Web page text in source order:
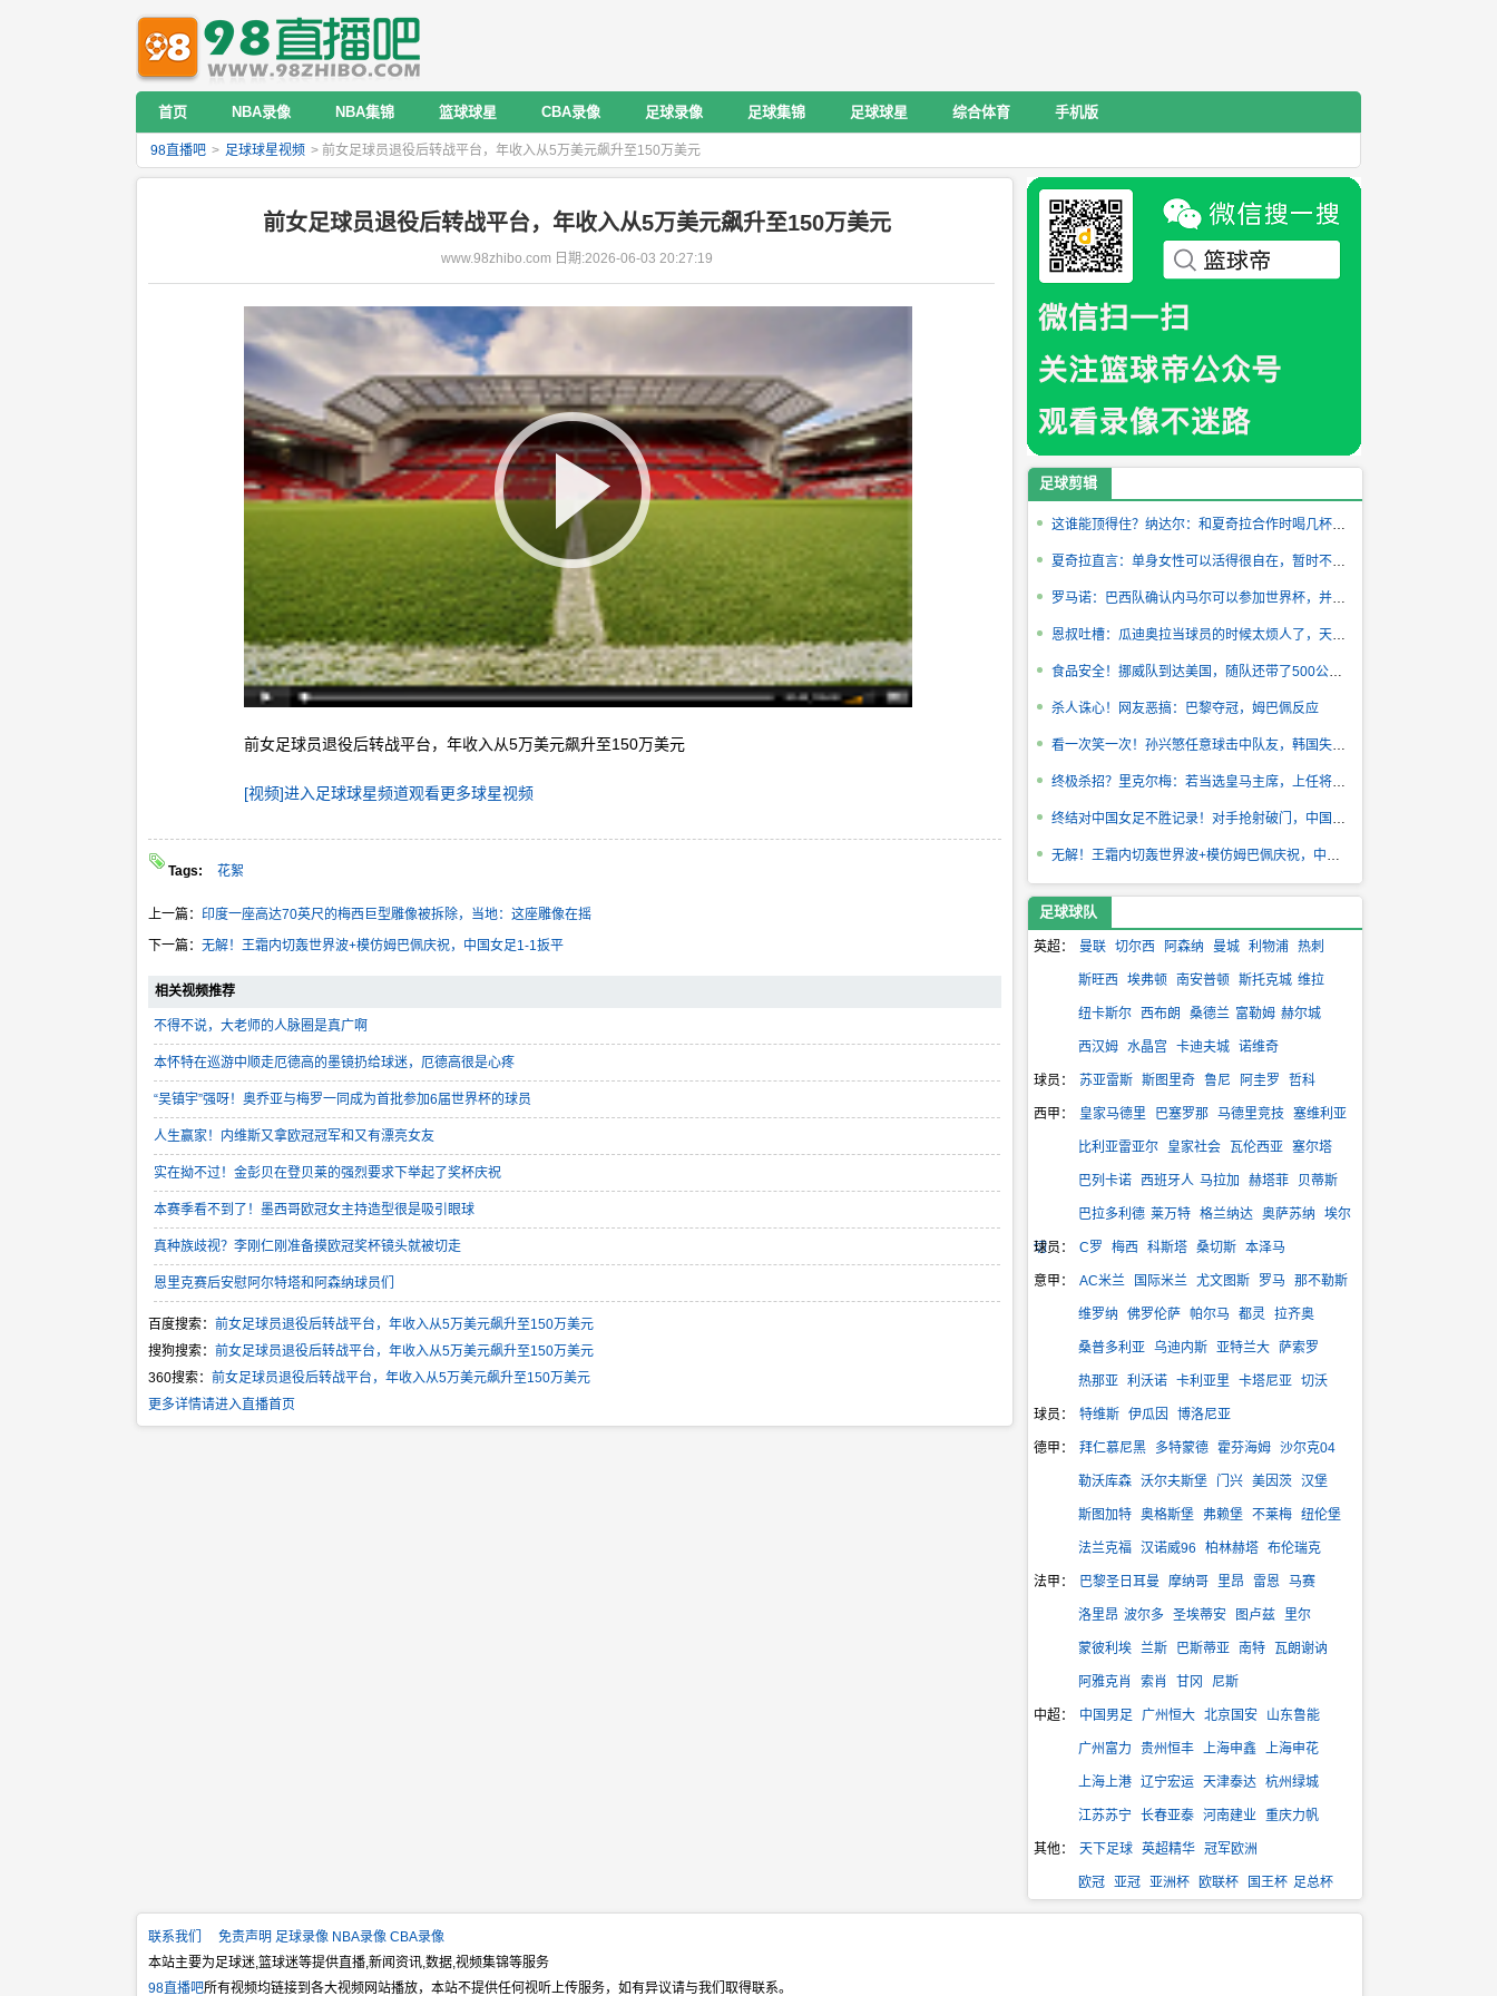
首页 NBA录像 NBA集锦 篮球球星 CBA录像 足球录像 足球集锦 足球球星 综合体育 手机版
98直播吧 > 足球球星视频 > 前女足球员退役后转战平台，年收入从5万美元飙升至150万美元
前女足球员退役后转战平台，年收入从5万美元飙升至150万美元
www.98zhibo.com 日期:2026-06-03 20:27:19
前女足球员退役后转战平台，年收入从5万美元飙升至150万美元
[视频]进入足球球星频道观看更多球星视频
Tags: 花絮
上一篇： 印度一座高达70英尺的梅西巨型雕像被拆除，当地：这座雕像在摇
下一篇： 无解！王霜内切轰世界波+模仿姆巴佩庆祝，中国女足1-1扳平
相关视频推荐
不得不说，大老师的人脉圈是真广啊
本怀特在巡游中顺走厄德高的墨镜扔给球迷，厄德高很是心疼
“吴镇宇”强呀！奥乔亚与梅罗一同成为首批参加6届世界杯的球员
人生赢家！内维斯又拿欧冠冠军和又有漂亮女友
实在拗不过！金彭贝在登贝莱的强烈要求下举起了奖杯庆祝
本赛季看不到了！墨西哥欧冠女主持造型很是吸引眼球
真种族歧视？李刚仁刚准备摸欧冠奖杯镜头就被切走
恩里克赛后安慰阿尔特塔和阿森纳球员们
百度搜索： 前女足球员退役后转战平台，年收入从5万美元飙升至150万美元
搜狗搜索： 前女足球员退役后转战平台，年收入从5万美元飙升至150万美元
360搜索： 前女足球员退役后转战平台，年收入从5万美元飙升至150万美元
更多详情请进入直播首页
足球剪辑
这谁能顶得住？纳达尔：和夏奇拉合作时喝几杯龙舌兰压压惊
夏奇拉直言：单身女性可以活得很自在，暂时不考虑另一半
罗马诺：巴西队确认内马尔可以参加世界杯，并为其保留10号球衣
恩叔吐槽：瓜迪奥拉当球员的时候太烦人了，天天让我和队友累死！
食品安全！挪威队到达美国，随队还带了500公斤鱼和100多公斤奶酪
杀人诛心！网友恶搞：巴黎夺冠，姆巴佩反应
看一次笑一次！孙兴慜任意球击中队友，韩国失败任意球战术
终极杀招？里克尔梅：若当选皇马主席，上任将签下哈兰德！
终结对中国女足不胜记录！对手抢射破门，中国女足1-2落后俄罗斯
无解！王霜内切轰世界波+模仿姆巴佩庆祝，中国女足1-1扳平
足球球队
英超： 曼联 切尔西 阿森纳 曼城 利物浦 热刺
斯旺西 埃弗顿 南安普顿 斯托克城 维拉
纽卡斯尔 西布朗 桑德兰 富勒姆 赫尔城
西汉姆 水晶宫 卡迪夫城 诺维奇
球员： 苏亚雷斯 斯图里奇 鲁尼 阿圭罗 哲科
西甲： 皇家马德里 巴塞罗那 马德里竞技 塞维利亚
比利亚雷亚尔 皇家社会 瓦伦西亚 塞尔塔
巴列卡诺 西班牙人 马拉加 赫塔菲 贝蒂斯
巴拉多利德 莱万特 格兰纳达 奥萨苏纳 埃尔
切
球员： C罗 梅西 科斯塔 桑切斯 本泽马
意甲： AC米兰 国际米兰 尤文图斯 罗马 那不勒斯
维罗纳 佛罗伦萨 帕尔马 都灵 拉齐奥
桑普多利亚 乌迪内斯 亚特兰大 萨索罗
热那亚 利沃诺 卡利亚里 卡塔尼亚 切沃
球员： 特维斯 伊瓜因 博洛尼亚
德甲： 拜仁慕尼黑 多特蒙德 霍芬海姆 沙尔克04
勒沃库森 沃尔夫斯堡 门兴 美因茨 汉堡
斯图加特 奥格斯堡 弗赖堡 不莱梅 纽伦堡
法兰克福 汉诺威96 柏林赫塔 布伦瑞克
法甲： 巴黎圣日耳曼 摩纳哥 里昂 雷恩 马赛
洛里昂 波尔多 圣埃蒂安 图卢兹 里尔
蒙彼利埃 兰斯 巴斯蒂亚 南特 瓦朗谢讷
阿雅克肖 索肖 甘冈 尼斯
中超： 中国男足 广州恒大 北京国安 山东鲁能
广州富力 贵州恒丰 上海申鑫 上海申花
上海上港 辽宁宏运 天津泰达 杭州绿城
江苏苏宁 长春亚泰 河南建业 重庆力帆
其他： 天下足球 英超精华 冠军欧洲
欧冠 亚冠 亚洲杯 欧联杯 国王杯 足总杯
联系我们 免责声明 足球录像 NBA录像 CBA录像
本站主要为足球迷,篮球迷等提供直播,新闻资讯,数据,视频集锦等服务
98直播吧所有视频均链接到各大视频网站播放，本站不提供任何视听上传服务，如有异议请与我们取得联系。